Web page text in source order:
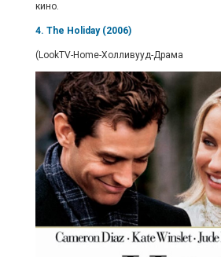
кино.
4. The Holiday (2006)
(LookTV-Home-Холливууд-Драма